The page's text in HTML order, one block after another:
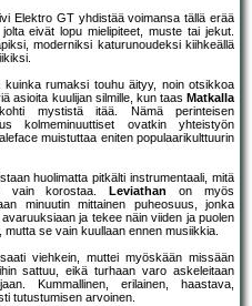
Elektro GT yhdistää voimansa tällä erää
eivät lopu mielipiteet, muste tai jekut.
moderniksi katurunoudeksi kiihkeällä
rumaksi touhu äityy, noin otsikkoa
asioita kuulijan silmille, kun taas Matkalla
mystistä itää. Nämä perinteisen
kolmeminuuttiset ovatkin yhteistyön
muistuttaa eniten populaarikulttuurin
huolimatta pitkälti instrumentaali, mitä
vain korostaa. Leviathan
on myös
minuutin mittainen puheosuus, jonka
ja tekee näin viiden ja puolen
se vain kuullaan ennen musiikkia.
viehkein, muttei myöskään missään
sattuu, eikä turhaan varo askeleitaan
Kummallinen, erilainen, haastava,
tutustumisen arvoinen.